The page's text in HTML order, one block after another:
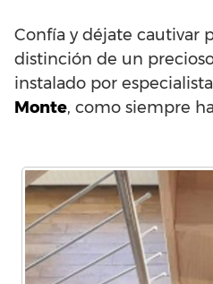
Confía y déjate cautivar
distinción de un
instalado por
Monte, como siempre